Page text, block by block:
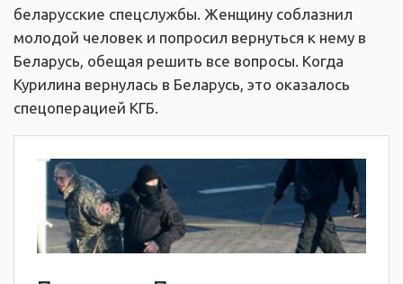
беларусские спецслужбы. Женщину соблазнил
молодой человек и попросил вернуться к нему в
Беларусь, обещая решить все вопросы. Когда
Курилина вернулась в Беларусь, это оказалось
спецоперацией КГБ.